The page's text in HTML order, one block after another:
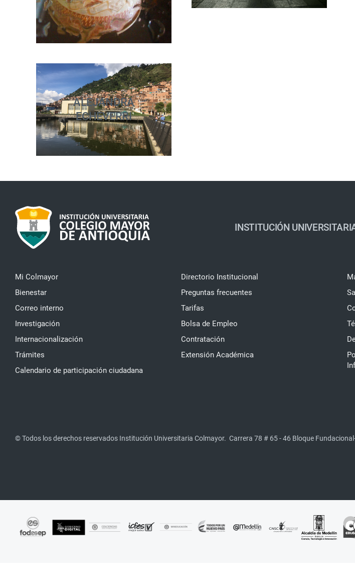
ALEJANDRA
ECHEVERRI
INSTITUCIÓN
Mi Colmayor
Bienestar
Correo interno
Investigación
Internacionalización
Trámites
Calendario de participación ciudadana
Directorio Institucional
Preguntas frecuentes
Tarifas
Bolsa de Empleo
Contratación
Extensión Académica
© Todos los derechos reservados Institución Universitaria Colmayor. Carrera 78 # 65 - 46 Bloque